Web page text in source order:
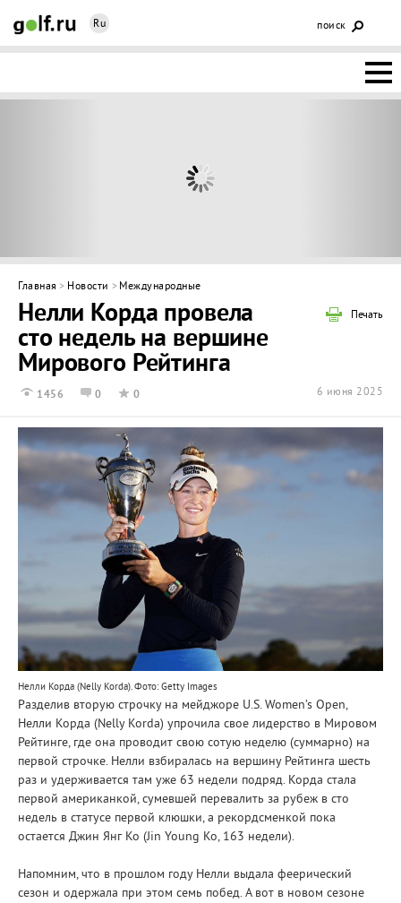
Ru поиск
ГОЛЬФ-
ИНТЕРАКТИВ
НЕДВИЖИМОСТЬ
Главная > Новости > Международные
Печать
Нелли Корда провела
сто недель на вершине
Мирового Рейтинга
1456 0 0 6 июня 2025
Нелли Корда (Nelly Korda). Фото: Getty Images
Разделив вторую строчку на мейджоре U.S. Women’s Open,
Нелли Корда (Nelly Korda) упрочила свое лидерство в Мировом
Рейтинге, где она проводит свою сотую неделю (суммарно) на
первой строчке. Нелли взбиралась на вершину Рейтинга шесть
раз и удерживается там уже 63 недели подряд. Корда стала
первой американкой, сумевшей перевалить за рубеж в сто
недель в статусе первой клюшки, а рекордсменкой пока
остается Джин Янг Ко (Jin Young Ko, 163 недели).
Напомним, что в прошлом году Нелли выдала феерический
сезон и одержала при этом семь побед. А вот в новом сезоне